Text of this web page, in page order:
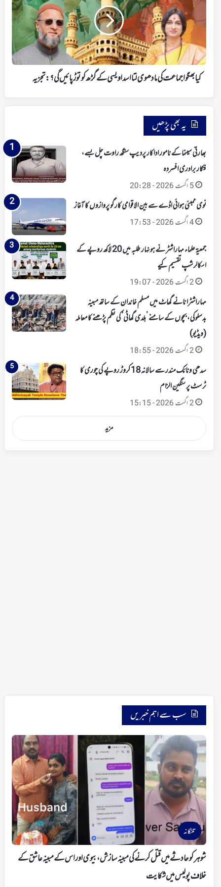
مادھوی
اسد
اویسی
کے
گڑھ
توڑ
پائیں
گی؟:
تجزیہ
کیا بھگوا جماعت کی مادھوی لتا اسد اویسی کے گڑھ کو توڑ پائیں گی؟: تجزیہ
یہ بھی پڑھیں
بھارتی سینما کے نامور اداکار پردیپ سنگھ راوت چل بسے،
فنکار برادری افسردہ
5 اگست 2026 - 20:28
نوی ممبئی ہوائی اڈے سے بین الاقوامی کارگو پروازوں کا آغاز
4 اگست 2026 - 17:53
جمعیۃ علماء مہاراشٹر نے ہونہار طلبہ میں 20 لاکھ روپے کے
اسکالرشپ تقسیم کیے
2 اگست 2026 - 19:07
مہاراشٹرا نانے گھاٹ میں مسلم خاندان کے ساتھ مبینہ
بدسلوکی، بچوں کے سامنے ’ہلدی گھاٹی‘ کی نظم پڑھنے کا معاملہ
(ویڈیو)
2 اگست 2026 - 18:55
سدھی ونائک مندر سے سالانہ 18 کروڑ روپے کی چوری کا
ٹرسٹ پر سنگین الزام
2 اگست 2026 - 15:15
مزید
سب سے اہم خبریں
تلنگانہ
شوہر کو حادثے میں قتل کرنے کی مبینہ سازش، بیوی اور اس کے مبینہ عاشق کے
خلاف پولیس میں شکایت